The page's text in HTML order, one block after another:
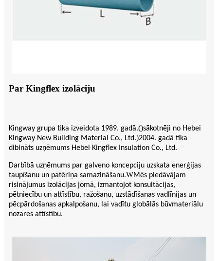
Par Kingflex izolāciju
Kingway grupa tika izveidota 1989. gadā.()sākotnēji no Hebei
Kingway New Building Material Co., Ltd.)2004. gadā tika
dibināts uzņēmums Hebei Kingflex Insulation Co., Ltd.
Darbībā uzņēmums par galveno koncepciju uzskata enerģijas
taupīšanu un patēriņa samazināšanu.WMēs piedāvājam
risinājumus izolācijas jomā, izmantojot konsultācijas,
pētniecību un attīstību, ražošanu, uzstādīšanas vadlīnijas un
pēcpārdošanas apkalpošanu, lai vadītu globālās būvmateriālu
nozares attīstību.